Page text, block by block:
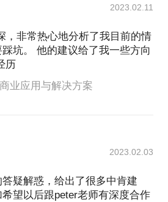
2023.02.11
，非常热心地分析了我目前的情
坑。 他的建议给了我一些方向
历
业应用与解决方案
2023.02.03
疑解惑，给出了很多中肯建
望以后跟peter老师有深度合作